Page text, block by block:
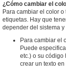
¿Cómo cambiar el
Para cambiar el color
etiquetas. Hay que
depender del sistema
Para cambiar el
Puede
etc.) o su código
crear un texto